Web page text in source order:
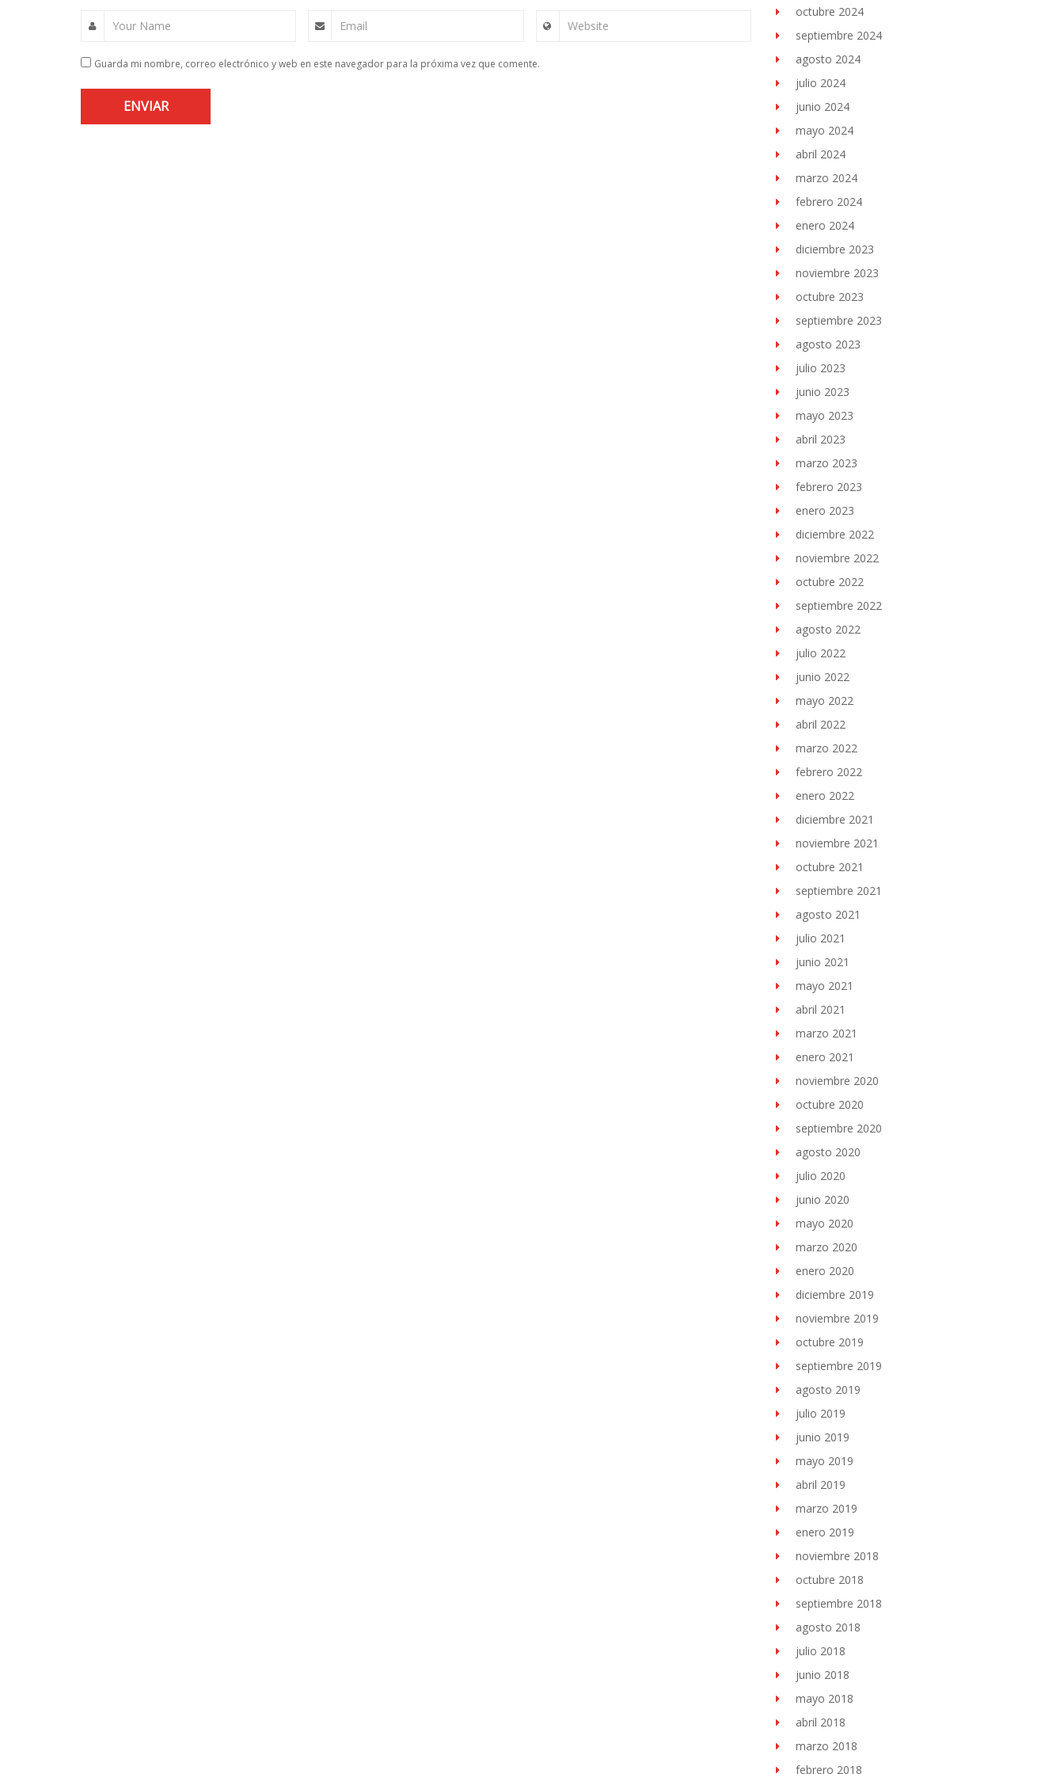
Your Name Email Website
Guarda mi nombre, correo electrónico y web en este navegador para la próxima vez que comente.
octubre 2024
septiembre 2024
agosto 2024
julio 2024
junio 2024
mayo 2024
abril 2024
marzo 2024
febrero 2024
enero 2024
diciembre 2023
noviembre 2023
octubre 2023
septiembre 2023
agosto 2023
julio 2023
junio 2023
mayo 2023
abril 2023
marzo 2023
febrero 2023
enero 2023
diciembre 2022
noviembre 2022
octubre 2022
septiembre 2022
agosto 2022
julio 2022
junio 2022
mayo 2022
abril 2022
marzo 2022
febrero 2022
enero 2022
diciembre 2021
noviembre 2021
octubre 2021
septiembre 2021
agosto 2021
julio 2021
junio 2021
mayo 2021
abril 2021
marzo 2021
enero 2021
noviembre 2020
octubre 2020
septiembre 2020
agosto 2020
julio 2020
junio 2020
mayo 2020
marzo 2020
enero 2020
diciembre 2019
noviembre 2019
octubre 2019
septiembre 2019
agosto 2019
julio 2019
junio 2019
mayo 2019
abril 2019
marzo 2019
enero 2019
noviembre 2018
octubre 2018
septiembre 2018
agosto 2018
julio 2018
junio 2018
mayo 2018
abril 2018
marzo 2018
febrero 2018